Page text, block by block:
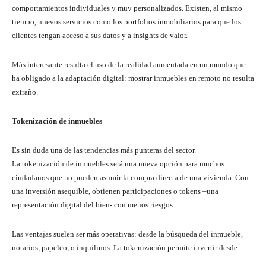
comportamientos individuales y muy personalizados. Existen, al mismo
tiempo, nuevos servicios como los portfolios inmobiliarios para que los
clientes tengan acceso a sus datos y a insights de valor.
Más interesante resulta el uso de la realidad aumentada en un mundo que
ha obligado a la adaptación digital: mostrar inmuebles en remoto no resulta
extraño.
Tokenización de inmuebles
Es sin duda una de las tendencias más punteras del sector.
La tokenización de inmuebles será una nueva opción para muchos
ciudadanos que no pueden asumir la compra directa de una vivienda. Con
una inversión asequible, obtienen participaciones o tokens –una
representación digital del bien- con menos riesgos.
Las ventajas suelen ser más operativas: desde la búsqueda del inmueble,
notarios, papeleo, o inquilinos. La tokenización permite invertir desde